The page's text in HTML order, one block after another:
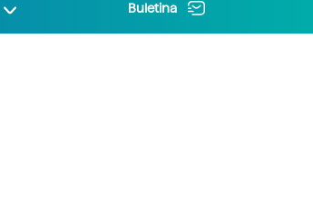
Buletina